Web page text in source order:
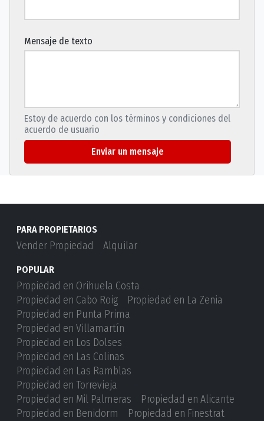
Mensaje de texto
Estoy de acuerdo con los términos y condiciones del
acuerdo de usuario
Enviar un mensaje
PARA PROPIETARIOS
Vender Propiedad Alquilar
POPULAR
Propiedad en Orihuela Costa
Propiedad en Cabo Roig
Propiedad en La Zenia
Propiedad en Punta Prima
Propiedad en Villamartín
Propiedad en Los Dolses
Propiedad en Las Colinas
Propiedad en Las Ramblas
Propiedad en Torrevieja
Propiedad en Mil Palmeras
Propiedad en Alicante
Propiedad en Benidorm
Propiedad en Finestrat